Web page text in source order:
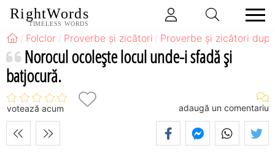
RightWords
TIMELESS WORDS
Folclor Proverbe și zicători Proverbe și zicători
Norocul ocoleşte locul unde-i sfadă şi
batjocură.
votează acum adaugă un comentariu